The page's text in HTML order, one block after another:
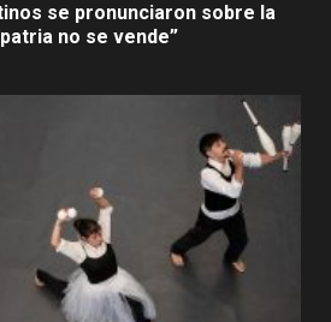
se pronunciaron sobre la
no se vende”